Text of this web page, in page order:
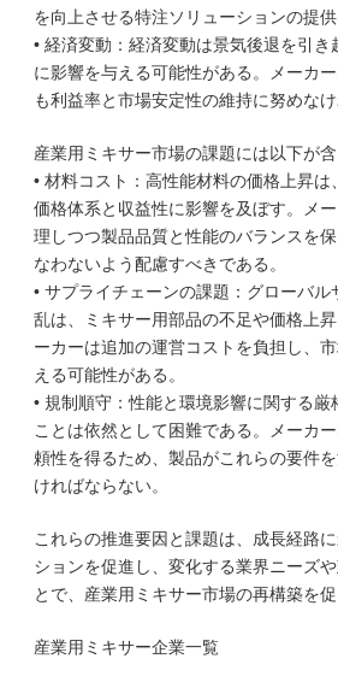
を向上させる特注ソリューションの提供
• 経済変動：経済変動は景気後退を引
に影響を与える可能性がある。メーカ
も利益率と市場安定性の維持に努めなけ
産業用ミキサー市場の課題には以下が含
• 材料コスト：高性能材料の価格上昇
価格体系と収益性に影響を及ぼす。メ
理しつつ製品品質と性能のバランスを
なわないよう配慮すべきである。
• サプライチェーンの課題：グローバル
乱は、ミキサー用部品の不足や価格上
ーカーは追加の運営コストを負担し、
える可能性がある。
• 規制順守：性能と環境影響に関する厳
ことは依然として困難である。メーカ
頼性を得るため、製品がこれらの要件
ければならない。
これらの推進要因と課題は、成長経路
ションを促進し、変化する業界ニーズ
とで、産業用ミキサー市場の再構築を促
産業用ミキサー企業一覧